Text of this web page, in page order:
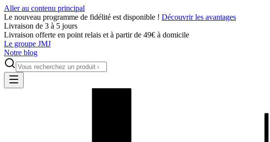
Aller au contenu principal
Le nouveau programme de fidélité est disponible ! Découvrir les avantages
Livraison de 3 à 5 jours
Livraison offerte en point relais et à partir de 49€ à domicile
Le groupe JMJ
Notre blog